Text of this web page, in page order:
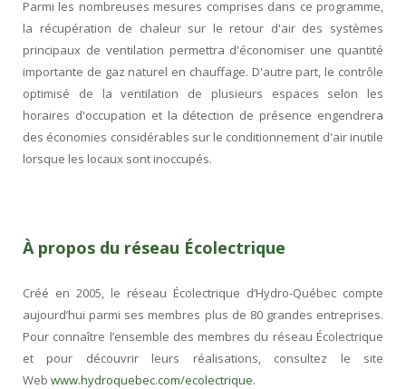
Parmi les nombreuses mesures comprises dans ce programme,
la récupération de chaleur sur le retour d'air des systèmes
principaux de ventilation permettra d'économiser une quantité
importante de gaz naturel en chauffage. D'autre part, le contrôle
optimisé de la ventilation de plusieurs espaces selon les
horaires d'occupation et la détection de présence engendrera
des économies considérables sur le conditionnement d'air inutile
lorsque les locaux sont inoccupés.
À propos du réseau Écolectrique
Créé en 2005, le réseau Écolectrique d’Hydro-Québec compte
aujourd’hui parmi ses membres plus de 80 grandes entreprises.
Pour connaître l’ensemble des membres du réseau Écolectrique
et pour découvrir leurs réalisations, consultez le site
Web www.hydroquebec.com/ecolectrique.